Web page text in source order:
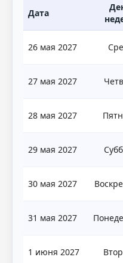
Дата
26 мая 2027
27 мая 2027
28 мая 2027
29 мая 2027
30 мая 2027
31 мая 2027
1 июня 2027